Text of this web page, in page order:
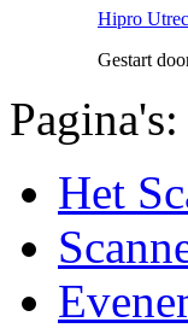
Hipro
Gestart
Het